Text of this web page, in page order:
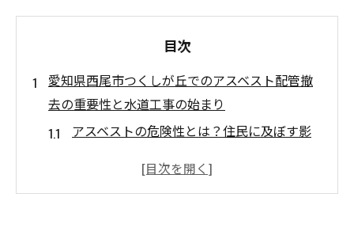
目次
愛知県西尾市つくしが丘でのアスベスト配管撤
去の重要性と水道工事の始まり
アスベストの危険性とは？住民に及ぼす影
水道工事が必要な理由とそのメリット